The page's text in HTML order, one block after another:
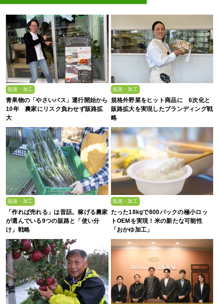
販路・加工
青果物の「やさいバス」運行開始から
10年 農家にリスク負わせず販路拡
大
販路・加工
規格外野菜をヒット商品に 6次化と
販路拡大を実現したブランディング戦
略
販路・加工
「作れば売れる」は昔話。稼げる農家
が選んでいる9つの販路と「使い分
け」戦略
販路・加工
たった18kgで800パックの極小ロッ
トOEMを実現！米の新たな可能性
「おかゆ加工」